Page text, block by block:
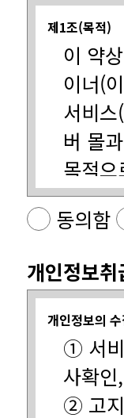
제1조(목적)
목적
제2조(정의)
동의함
개인정보취
개인정보의
사확